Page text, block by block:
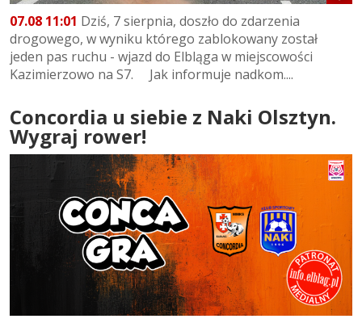
07.08 11:01 Dziś, 7 sierpnia, doszło do zdarzenia
drogowego, w wyniku którego zablokowany został
jeden pas ruchu - wjazd do Elbląga w miejscowości
Kazimierzowo na S7. Jak informuje nadkom....
Concordia u siebie z Naki Olsztyn.
Wygraj rower!